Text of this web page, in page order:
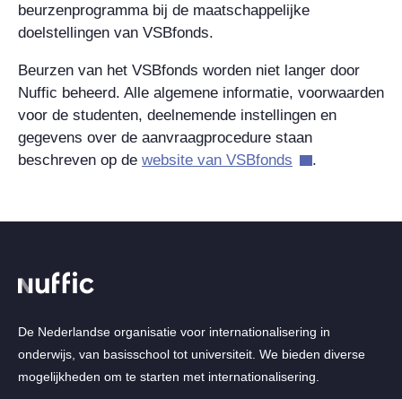
beurzenprogramma bij de maatschappelijke
doelstellingen van VSBfonds.
Beurzen van het VSBfonds worden niet langer door
Nuffic beheerd. Alle algemene informatie, voorwaarden
voor de studenten, deelnemende instellingen en
gegevens over de aanvraagprocedure staan
beschreven op de website van VSBfonds .
De Nederlandse organisatie voor internationalisering in
onderwijs, van basisschool tot universiteit. We bieden diverse
mogelijkheden om te starten met internationalisering.